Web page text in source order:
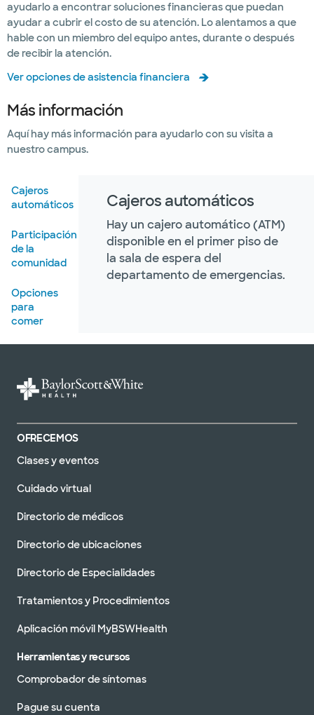
ayudarlo a encontrar soluciones financieras que puedan
ayudar a cubrir el costo de su atención. Lo alentamos a que
hable con un miembro del equipo antes, durante o después
de recibir la atención.
Ver opciones de asistencia financiera
Más información
Aquí hay más información para ayudarlo con su visita a
nuestro campus.
Cajeros
automáticos
Participación
de la
comunidad
Opciones
para
comer
atención
médicos
Saludos del
paciente
a un
espiritual
Directrices
visitantes
Ser
voluntario
Cajeros automáticos
Hay un cajero automático (ATM)
disponible en el primer piso de
la sala de espera del
departamento de emergencias.
OFRECEMOS
Clases y eventos
Cuidado virtual
Directorio de médicos
Directorio de ubicaciones
Directorio de Especialidades
Tratamientos y Procedimientos
Aplicación móvil MyBSWHealth
Herramientas y recursos
Comprobador de síntomas
Pague su cuenta